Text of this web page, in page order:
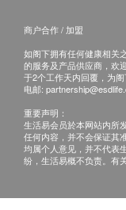
管病检查预防中心
免责声明：
所有健康检查/服
下身体健康出现
格的医生，作出诊
本服务/产品由商
health.ESDlife】
此服务/产品的错
health.ESDlife概
商户合作 / 加盟
如阁下拥有任何健康相关
的服务及产品供应商，欢
于2个工作天内回覆，为阁
电邮:
重要声明：
生活易会员於本网站内所
任何内容，并不会保证其
均属个人意见，并不代表
纷，生活易概不负责。有